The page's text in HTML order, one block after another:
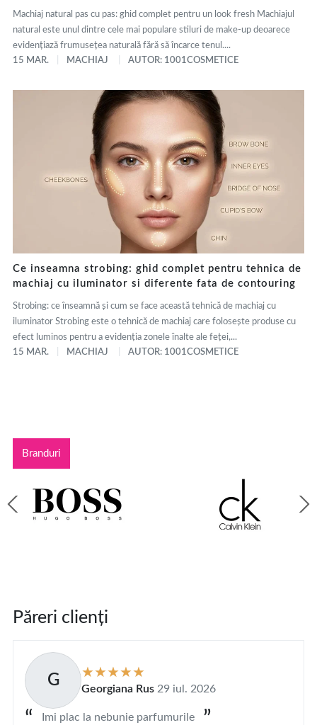
Machiaj natural pas cu pas: ghid complet pentru un look fresh Machiajul
natural este unul dintre cele mai populare stiluri de make-up deoarece
evidențiază frumusețea naturală fără să încarce tenul....
15 MAR.
MACHIAJ AUTOR: 1001COSMETICE
Ce inseamna strobing: ghid complet pentru tehnica de
machiaj cu iluminator si diferente fata de contouring
Strobing: ce înseamnă și cum se face această tehnică de machiaj cu
iluminator Strobing este o tehnică de machiaj care folosește produse cu
efect luminos pentru a evidenția zonele înalte ale feței,...
15 MAR.
MACHIAJ AUTOR: 1001COSMETICE
Branduri
Păreri clienți
G Georgiana Rus 29 iul. 2026
Imi plac la nebunie parfumurile